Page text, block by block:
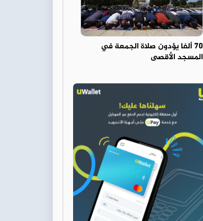
70 ألفا يؤدون صلاة الجمعة في
المسجد الأقصى